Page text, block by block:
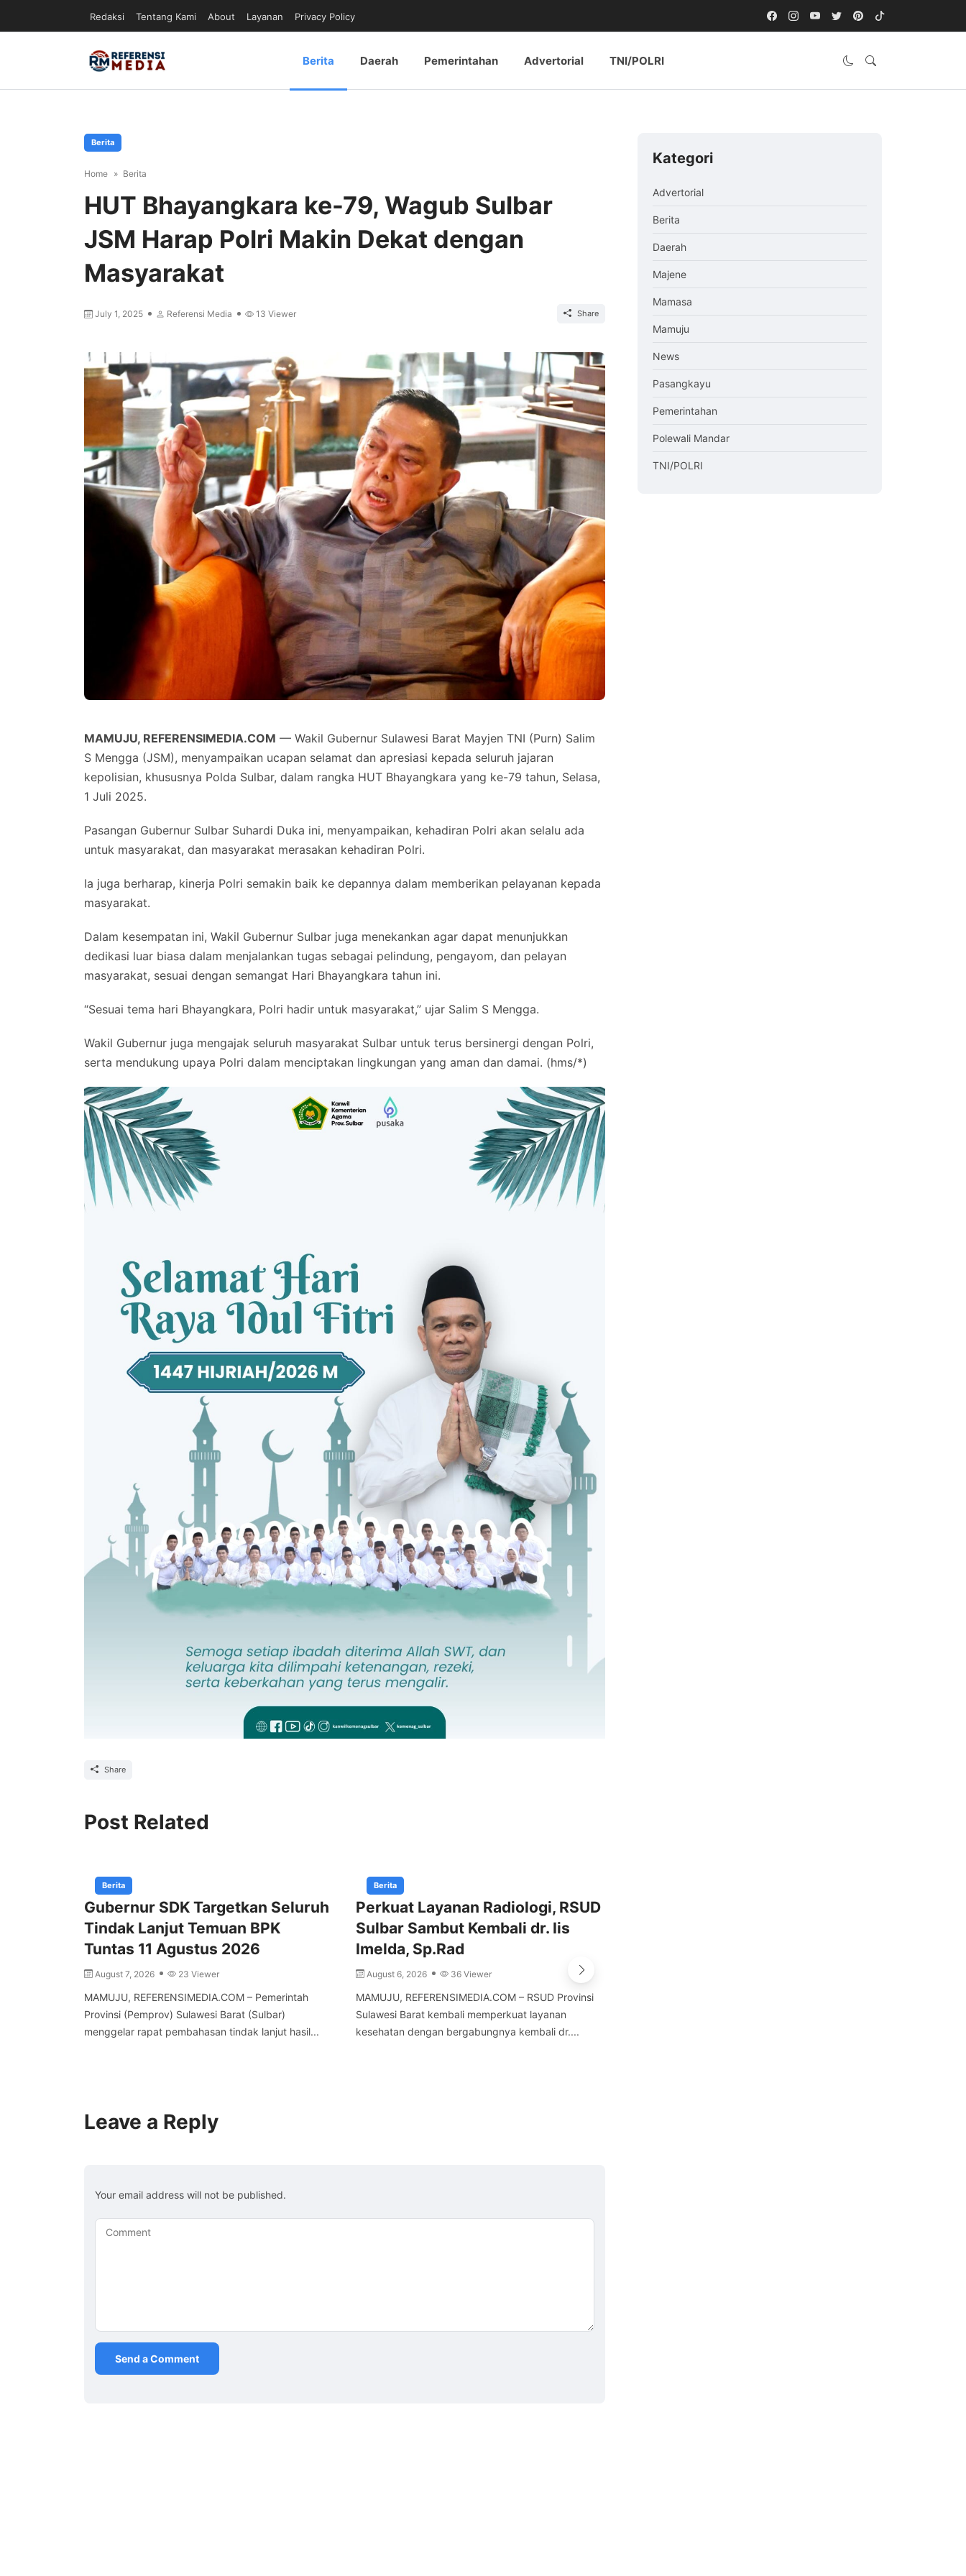
Redaksi Tentang Kami About Layanan Privacy Policy
Berita Daerah Pemerintahan Advertorial TNI/POLRI
Berita
Home Berita
HUT Bhayangkara ke-79, Wagub Sulbar
JSM Harap Polri Makin Dekat dengan
Masyarakat
July 1, 2025 Referensi Media 13 Viewer Share
MAMUJU, REFERENSIMEDIA.COM — Wakil Gubernur Sulawesi Barat Mayjen TNI (Purn) Salim
S Mengga (JSM), menyampaikan ucapan selamat dan apresiasi kepada seluruh jajaran
kepolisian, khususnya Polda Sulbar, dalam rangka HUT Bhayangkara yang ke-79 tahun, Selasa,
1 Juli 2025.
Pasangan Gubernur Sulbar Suhardi Duka ini, menyampaikan, kehadiran Polri akan selalu ada
untuk masyarakat, dan masyarakat merasakan kehadiran Polri.
Ia juga berharap, kinerja Polri semakin baik ke depannya dalam memberikan pelayanan kepada
masyarakat.
Dalam kesempatan ini, Wakil Gubernur Sulbar juga menekankan agar dapat menunjukkan
dedikasi luar biasa dalam menjalankan tugas sebagai pelindung, pengayom, dan pelayan
masyarakat, sesuai dengan semangat Hari Bhayangkara tahun ini.
“Sesuai tema hari Bhayangkara, Polri hadir untuk masyarakat,” ujar Salim S Mengga.
Wakil Gubernur juga mengajak seluruh masyarakat Sulbar untuk terus bersinergi dengan Polri,
serta mendukung upaya Polri dalam menciptakan lingkungan yang aman dan damai. (hms/*)
Share
Post Related
Berita
Gubernur SDK Targetkan Seluruh
Tindak Lanjut Temuan BPK
Tuntas 11 Agustus 2026
August 7, 2026 23 Viewer
MAMUJU, REFERENSIMEDIA.COM – Pemerintah
Provinsi (Pemprov) Sulawesi Barat (Sulbar)
menggelar rapat pembahasan tindak lanjut hasil...
Berita
Perkuat Layanan Radiologi, RSUD
Sulbar Sambut Kembali dr. Iis
Imelda, Sp.Rad
August 6, 2026 36 Viewer
MAMUJU, REFERENSIMEDIA.COM – RSUD Provinsi
Sulawesi Barat kembali memperkuat layanan
kesehatan dengan bergabungnya kembali dr....
Leave a Reply
Your email address will not be published.
Comment
Kategori
Advertorial
Berita
Daerah
Majene
Mamasa
Mamuju
News
Pasangkayu
Pemerintahan
Polewali Mandar
TNI/POLRI